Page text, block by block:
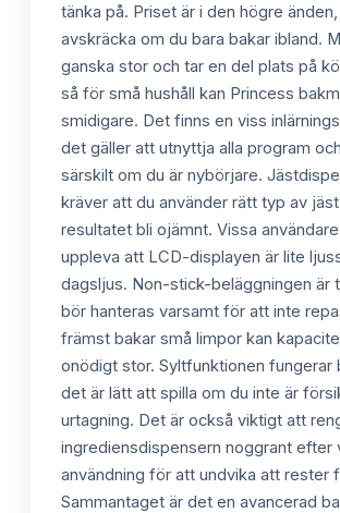
tänka på. Priset är i den högre
avskräcka om du bara bakar ibland.
ganska stor och tar en del plats på
så för små hushåll kan Princess
smidigare. Det finns en viss
det gäller att utnyttja alla program
särskilt om du är nybörjare.
kräver att du använder rätt typ av
resultatet bli ojämnt. Vissa
uppleva att LCD-displayen är lite
dagsljus. Non-stick-beläggningen är
bör hanteras varsamt för att inte
främst bakar små limpor kan
onödigt stor. Syltfunktionen fungerar
det är lätt att spilla om du inte är
urtagning. Det är också viktigt att
ingrediensdispensern noggrant efter
användning för att undvika att rester
Sammantaget är det en avancerad